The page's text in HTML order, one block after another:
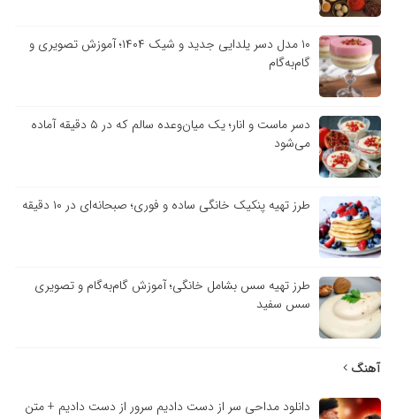
۱۰ مدل دسر یلدایی جدید و شیک ۱۴۰۴؛ آموزش تصویری و
گام‌به‌گام
دسر ماست و انار؛ یک میان‌وعده سالم که در ۵ دقیقه آماده
می‌شود
طرز تهیه پنکیک خانگی ساده و فوری؛ صبحانه‌ای در ۱۰ دقیقه
طرز تهیه سس بشامل خانگی؛ آموزش گام‌به‌گام و تصویری
سس سفید
آهنگ
دانلود مداحی سر از دست دادیم سرور از دست دادیم + متن